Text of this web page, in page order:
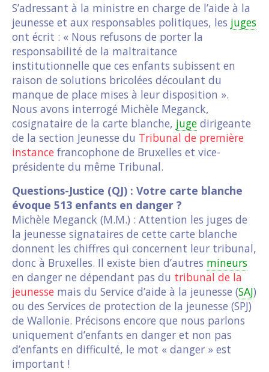
S’adressant à la ministre en charge de l’aide à la
jeunesse et aux responsables politiques, les juges
ont écrit : « Nous refusons de porter la
responsabilité de la maltraitance
institutionnelle que ces enfants subissent en
raison de solutions bricolées découlant du
manque de place mises à leur disposition ».
Nous avons interrogé Michèle Meganck,
cosignataire de la carte blanche, juge dirigeante
de la section Jeunesse du Tribunal de première
instance francophone de Bruxelles et vice-
présidente du même Tribunal.
Questions-Justice (QJ) : Votre carte blanche
évoque 513 enfants en danger ?
Michèle Meganck (M.M.) : Attention les juges de
la jeunesse signataires de cette carte blanche
donnent les chiffres qui concernent leur tribunal,
donc à Bruxelles. Il existe bien d’autres mineurs
en danger ne dépendant pas du tribunal de la
jeunesse mais du Service d’aide à la jeunesse (SAJ)
ou des Services de protection de la jeunesse (SPJ)
de Wallonie. Précisons encore que nous parlons
uniquement d’enfants en danger et non pas
d’enfants en difficulté, le mot « danger » est
important !